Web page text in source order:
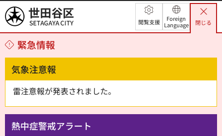
世田谷区 閲覧支援
Foreign
Language
閉じる
緊急情報
気象注意報
雷注意報が発表されました。
熱中症警戒アラート